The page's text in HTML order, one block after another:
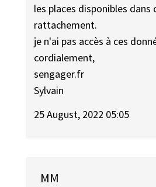
les places disponibles
rattachement.
je n'ai pas accès à ces
cordialement,
sengager.fr
Sylvain
25 August, 2022 05:05
MM